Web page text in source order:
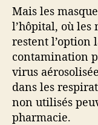
Mais les
l’hôpital, où les
restent l’option
contamination
virus
dans les
non utilisés
pharmacie.